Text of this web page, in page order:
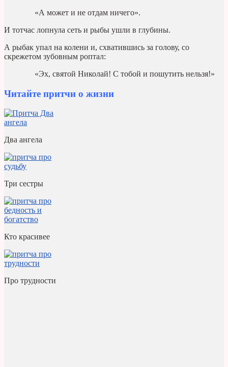
«А может и не отдам ничего».
И тотчас лопнула сеть и рыбы ушли в глубины.
А рыбак упал на колени и, схватившись за голову, со
скрежетом зубовным роптал:
«Эх, святой Николай! С тобой и пошутить нельзя!»
Читайте притчи о жизни
Два ангела
Три сестры
Кто красивее
Про трудности